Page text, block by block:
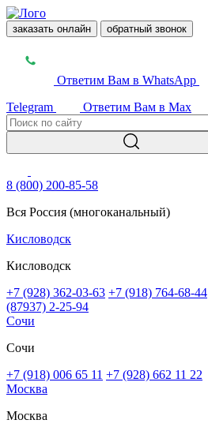
заказать онлайн обратный звонок
Ответим Вам в WhatsApp
Telegram
Ответим Вам в Max
8 (800) 200-85-58
Вся Россия (многоканальный)
Кисловодск
Кисловодск
+7 (928) 362-03-63 +7 (918) 764-68-44
(87937) 2-25-94
Сочи
Сочи
+7 (918) 006 65 11 +7 (928) 662 11 22
Москва
Москва